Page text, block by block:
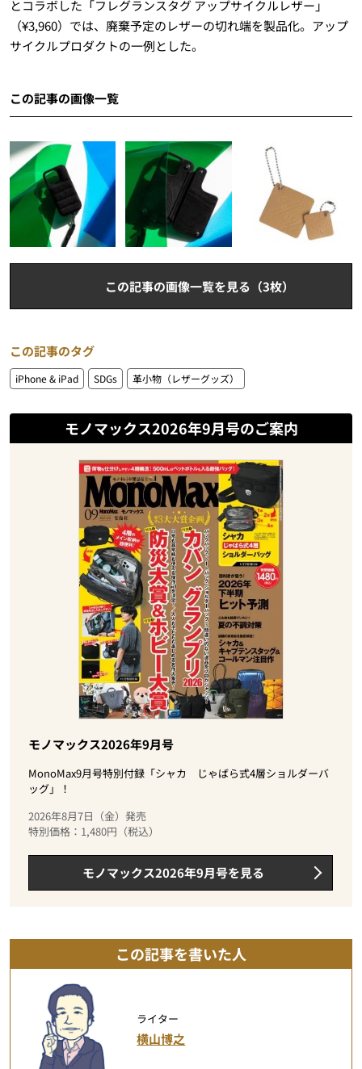
とコラボした「フレグランスタグ アップサイクルレザー」
（¥3,960）では、廃棄予定のレザーの切れ端を製品化。アップ
サイクルプロダクトの一例とした。
この記事の画像一覧
この記事の画像一覧を見る（3枚）
この記事のタグ
iPhone & iPad SDGs 革小物（レザーグッズ）
モノマックス2026年9月号のご案内
モノマックス2026年9月号
MonoMax9月号特別付録「シャカ じゃばら式4層ショルダーバ
ッグ」！
2026年8月7日（金）発売
特別価格：1,480円（税込）
モノマックス2026年9月号を見る
この記事を書いた人
ライター
横山博之